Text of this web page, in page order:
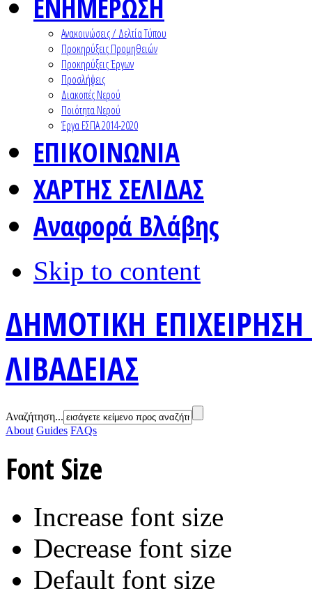
Ανακοινώσεις / Δελτία Τύπου
Προκηρύξεις Προμηθειών
Προκηρύξεις Έργων
Προσλήψεις
Διακοπές Νερού
Ποιότητα Νερού
Έργα ΕΣΠΑ 2014-2020
ΕΠΙΚΟΙΝΩΝΙΑ
ΧΑΡΤΗΣ ΣΕΛΙΔΑΣ
Αναφορά Βλάβης
Skip to content
ΔΗΜΟΤΙΚΗ
ΛΙΒΑΔΕΙΑΣ
Αναζήτηση...
About Guides FAQs
Font Size
Increase font size
Decrease font size
Default font size